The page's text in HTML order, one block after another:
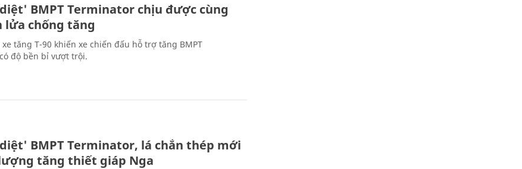
BMPT Terminator chịu được cùng
lửa chống tăng
tăng T-90 khiến xe chiến đấu hỗ trợ tăng BMPT
độ bền bỉ vượt trội.
BMPT Terminator, lá chắn thép mới
tăng thiết giáp Nga